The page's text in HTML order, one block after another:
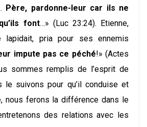
Père, pardonne-leur car ils ne
font…» (Luc 23:24). Etienne,
lapidait, pria pour ses ennemis
impute pas ce péché!» (Actes
sommes remplis de l’esprit de
le suivons pour qu’il conduise et
nous ferons la différence dans le
des relations avec les